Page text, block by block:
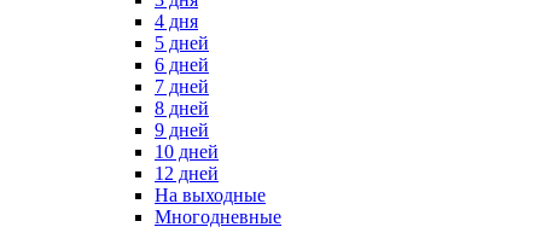
4 дня
5 дней
6 дней
7 дней
8 дней
9 дней
10 дней
12 дней
На выходные
Многодневные